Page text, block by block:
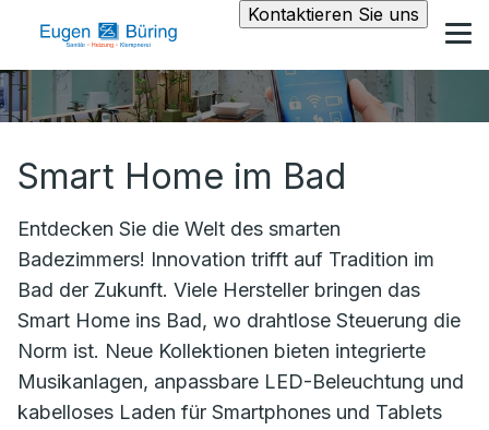
Kontaktieren Sie uns
Smart Home im Bad
Entdecken Sie die Welt des smarten
Badezimmers! Innovation trifft auf Tradition im
Bad der Zukunft. Viele Hersteller bringen das
Smart Home ins Bad, wo drahtlose Steuerung die
Norm ist. Neue Kollektionen bieten integrierte
Musikanlagen, anpassbare LED-Beleuchtung und
kabelloses Laden für Smartphones und Tablets